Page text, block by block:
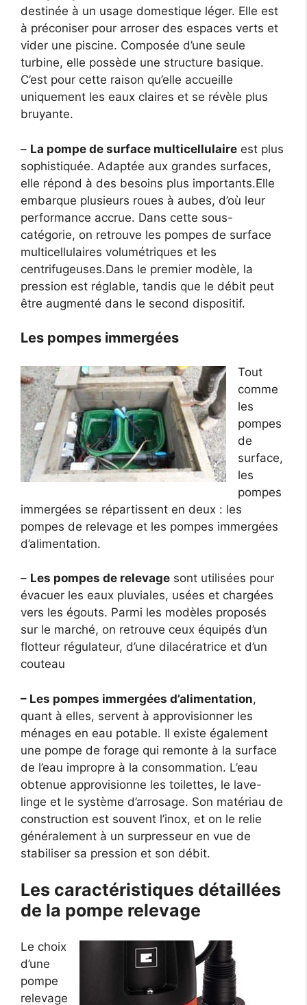
destinée à un usage domestique léger. Elle est
à préconiser pour arroser des espaces verts et
vider une piscine. Composée d’une seule
turbine, elle possède une structure basique.
C’est pour cette raison qu’elle accueille
uniquement les eaux claires et se révèle plus
bruyante.
– La pompe de surface multicellulaire est plus
sophistiquée. Adaptée aux grandes surfaces,
elle répond à des besoins plus importants.Elle
embarque plusieurs roues à aubes, d’où leur
performance accrue. Dans cette sous-
catégorie, on retrouve les pompes de surface
multicellulaires volumétriques et les
centrifugeuses.Dans le premier modèle, la
pression est réglable, tandis que le débit peut
être augmenté dans le second dispositif.
Les pompes immergées
Tout
comme
les
pompes
de
surface,
les
pompes
immergées se répartissent en deux : les
pompes de relevage et les pompes immergées
d’alimentation.
– Les pompes de relevage sont utilisées pour
évacuer les eaux pluviales, usées et chargées
vers les égouts. Parmi les modèles proposés
sur le marché, on retrouve ceux équipés d’un
flotteur régulateur, d’une dilacératrice et d’un
couteau
– Les pompes immergées d’alimentation,
quant à elles, servent à approvisionner les
ménages en eau potable. Il existe également
une pompe de forage qui remonte à la surface
de l’eau impropre à la consommation. L’eau
obtenue approvisionne les toilettes, le lave-
linge et le système d’arrosage. Son matériau de
construction est souvent l’inox, et on le relie
généralement à un surpresseur en vue de
stabiliser sa pression et son débit.
Les caractéristiques détaillées
de la pompe relevage
Le choix
d’une
pompe
relevage